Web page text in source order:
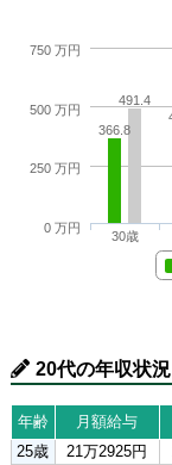
366.8
491.4
30歳
0 万円
250 万円
500 万円
750 万円
20代の年収状況
年齢 月額給与
25歳
21万2925円